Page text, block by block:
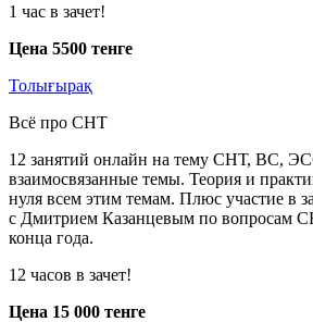
1 час в зачет!
Цена 5500 тенге
Толығырақ
Всё про СНТ
12 занятий онлайн на тему СНТ, ВС,
взаимосвязанные темы. Теория и
нуля всем этим темам. Плюс участие в
с Дмитрием Казанцевым по вопросам
конца года.
12 часов в зачет!
Цена 15 000 тенге